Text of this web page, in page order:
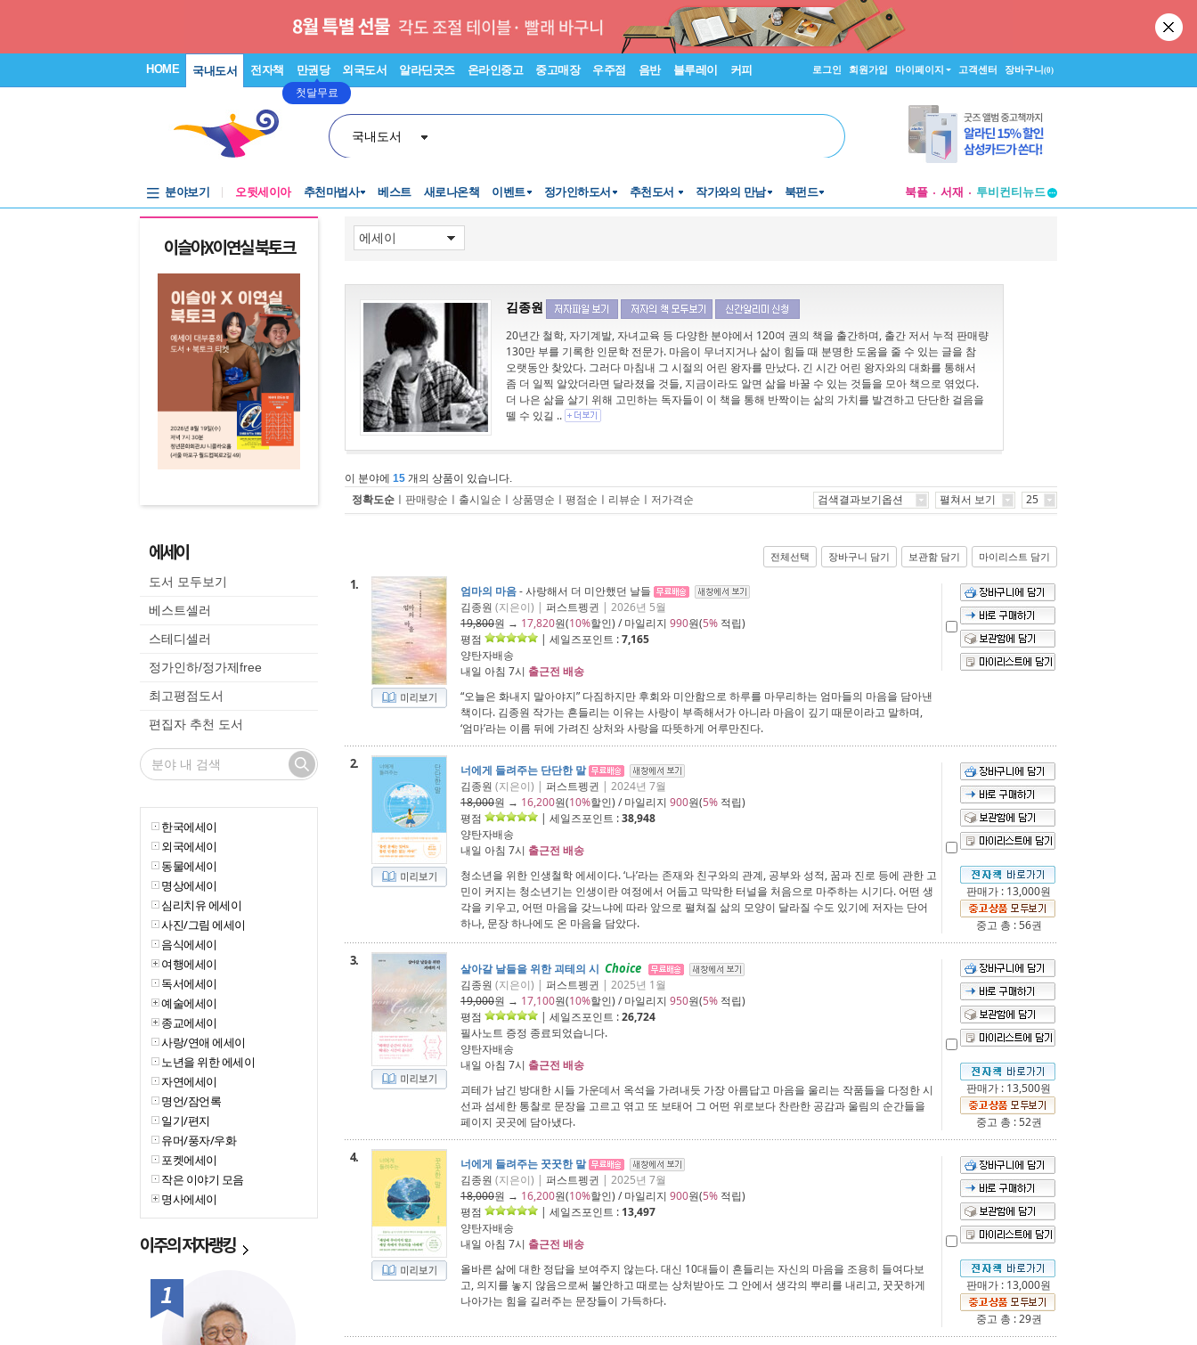
HOME 국내도서 전자책 만권당
첫달무료
외국도서 알라딘굿즈 온라인중고 중고매장 우주점 음반 블루레이 커피 로그인 회원가입 마이페이지 고객센터 장바구니(0)
국내도서
분야보기 오뒷세이아 추천마법사 베스트 새로나온책 이벤트 정가인하도서 추천도서 작가와의 만남 북펀드 북플 서재
투비컨티뉴드
이슬아X이연실 북토크
에세이
도서 모두보기
베스트셀러
스테디셀러
정가인하/정가제free
최고평점도서
편집자 추천 도서
한국에세이
외국에세이
동물에세이
명상에세이
심리치유 에세이
사진/그림 에세이
음식에세이
여행에세이
독서에세이
예술에세이
종교에세이
사랑/연애 에세이
노년을 위한 에세이
자연에세이
명언/잠언록
일기/편지
유머/풍자/우화
포켓에세이
작은 이야기 모음
명사에세이
이주의저자랭킹
1위
김종원
20년간 철학, 자기계발, 자녀교육 등 다양한 분야에서 120여 권의 책을 출간하며, 출간 저서 누적 판매량
130만 부를 기록한 인문학 전문가. 마음이 무너지거나 삶이 힘들 때 분명한 도움을 줄 수 있는 글을 참
오랫동안 찾았다. 그러다 마침내 그 시절의 어린 왕자를 만났다. 긴 시간 어린 왕자와의 대화를 통해서
좀 더 일찍 알았더라면 달라졌을 것들, 지금이라도 알면 삶을 바꿀 수 있는 것들을 모아 책으로 엮었다.
더 나은 삶을 살기 위해 고민하는 독자들이 이 책을 통해 반짝이는 삶의 가치를 발견하고 단단한 걸음을
뗄 수 있길 ..
이 분야에 15 개의 상품이 있습니다.
정확도순 ㅣ 판매량순 ㅣ 출시일순 ㅣ 상품명순 ㅣ 평점순 ㅣ 리뷰순 ㅣ 저가격순 검색결과보기옵션 펼쳐서 보기 25
전체선택 장바구니 담기 보관함 담기 마이리스트 담기
1. 엄마의 마음- 사랑해서 더 미안했던 날들
김종원 (지은이) | 퍼스트펭귄 | 2026년 5월
19,800원 → 17,820원(10%할인) / 마일리지 990원(5% 적립)
평점
| 세일즈포인트 :7,165
양탄자배송
내일 아침 7시 출근전 배송
“오늘은 화내지 말아야지” 다짐하지만 후회와 미안함으로 하루를 마무리하는 엄마들의 마음을 담아낸
책이다. 김종원 작가는 흔들리는 이유는 사랑이 부족해서가 아니라 마음이 깊기 때문이라고 말하며,
‘엄마’라는 이름 뒤에 가려진 상처와 사랑을 따뜻하게 어루만진다.
2.
너에게 들려주는 단단한 말
김종원 (지은이) | 퍼스트펭귄 | 2024년 7월
18,000원 → 16,200원(10%할인) / 마일리지 900원(5% 적립)
평점
| 세일즈포인트 :38,948
양탄자배송
내일 아침 7시 출근전 배송
청소년을 위한 인생철학 에세이다. ‘나’라는 존재와 친구와의 관계, 공부와 성적, 꿈과 진로 등에 관한 고
민이 커지는 청소년기는 인생이란 여정에서 어둡고 막막한 터널을 처음으로 마주하는 시기다. 어떤 생
각을 키우고, 어떤 마음을 갖느냐에 따라 앞으로 펼쳐질 삶의 모양이 달라질 수도 있기에 저자는 단어
하나, 문장 하나에도 온 마음을 담았다.
판매가 : 13,000원
중고 총 : 56권
3.
살아갈 날들을 위한 괴테의 시 Choice
김종원 (지은이) | 퍼스트펭귄 | 2025년 1월
19,000원 → 17,100원(10%할인) / 마일리지 950원(5% 적립)
평점
| 세일즈포인트 :26,724
필사노트 증정 종료되었습니다.
양탄자배송
내일 아침 7시 출근전 배송
괴테가 남긴 방대한 시들 가운데서 옥석을 가려내듯 가장 아름답고 마음을 울리는 작품들을 다정한 시
선과 섬세한 통찰로 문장을 고르고 엮고 또 보태어 그 어떤 위로보다 찬란한 공감과 울림의 순간들을
페이지 곳곳에 담아냈다.
판매가 : 13,500원
중고 총 : 52권
4.
너에게 들려주는 꿋꿋한 말
김종원 (지은이) | 퍼스트펭귄 | 2025년 7월
18,000원 → 16,200원(10%할인) / 마일리지 900원(5% 적립)
평점
| 세일즈포인트 : 13,497
양탄자배송
내일 아침 7시 출근전 배송
올바른 삶에 대한 정답을 보여주지 않는다. 대신 10대들이 흔들리는 자신의 마음을 조용히 들여다보
고, 의지를 놓지 않음으로써 불안하고 때로는 상처받아도 그 안에서 생각의 뿌리를 내리고, 꿋꿋하게
나아가는 힘을 길러주는 문장들이 가득하다.
판매가 : 13,000원
중고 총 : 29권